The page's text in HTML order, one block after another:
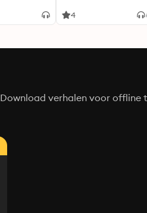
4
Download verhalen voor offline